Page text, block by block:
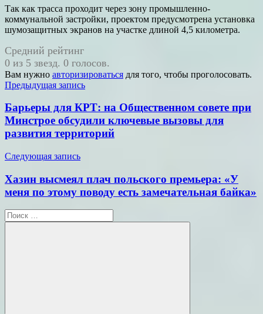
Так как трасса проходит через зону промышленно-
коммунальной застройки, проектом предусмотрена установка
шумозащитных экранов на участке длиной 4,5 километра.
Средний рейтинг
0 из 5 звезд. 0 голосов.
Вам нужно авторизироваться для того, чтобы проголосовать.
Навигация
по
записям
Предыдущая запись
Барьеры для КРТ: на Общественном совете при
Минстрое обсудили ключевые вызовы для
развития территорий
Следующая запись
Хазин высмеял плач польского премьера: «У
меня по этому поводу есть замечательная байка»
Поиск
для: